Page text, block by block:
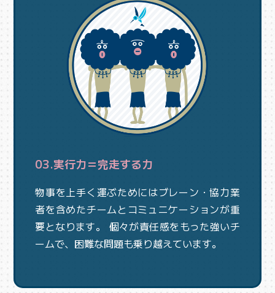
03.実行力＝完走する力
物事を上手く運ぶためにはブレーン・協力業
者を含めたチームとコミュニケーションが重
要となります。 個々が責任感をもった強いチ
ームで、困難な問題も乗り越えています。